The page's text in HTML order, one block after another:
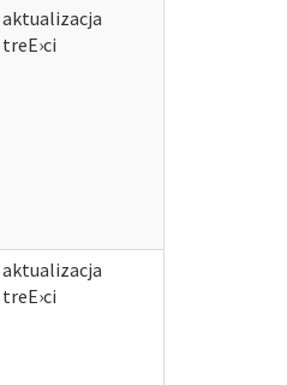
aktualizacja
treЕ›ci
aktualizacja
treЕ›ci